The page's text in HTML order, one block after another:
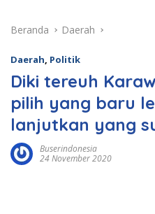
Beranda Daerah
Daerah, Politik
Diki tereuh
pilih yang baru
lanjutkan yang
Buserindonesia
24 November 2020